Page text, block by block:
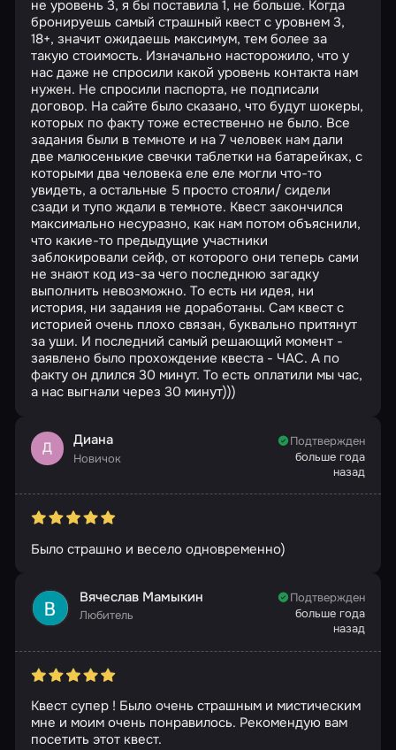
не уровень 3, я бы поставила 1, не больше. Когда
бронируешь самый страшный квест с уровнем 3,
18+, значит ожидаешь максимум, тем более за
такую стоимость. Изначально насторожило, что у
нас даже не спросили какой уровень контакта нам
нужен. Не спросили паспорта, не подписали
договор. На сайте было сказано, что будут шокеры,
которых по факту тоже естественно не было. Все
задания были в темноте и на 7 человек нам дали
две малюсенькие свечки таблетки на батарейках, с
которыми два человека еле еле могли что-то
увидеть, а остальные 5 просто стояли/ сидели
сзади и тупо ждали в темноте. Квест закончился
максимально несуразно, как нам потом объяснили,
что какие-то предыдущие участники
заблокировали сейф, от которого они теперь сами
не знают код из-за чего последнюю загадку
выполнить невозможно. То есть ни идея, ни
история, ни задания не доработаны. Сам квест с
историей очень плохо связан, буквально притянут
за уши. И последний самый решающий момент -
заявлено было прохождение квеста - ЧАС. А по
факту он длился 30 минут. То есть оплатили мы час,
а нас выгнали через 30 минут)))
Д Диана
Новичок
Подтвержден
больше года
назад
Было страшно и весело одновременно)
Вячеслав Мамыкин
Любитель
Подтвержден
больше года
назад
Квест супер ! Было очень страшным и мистическим
мне и моим очень понравилось. Рекомендую вам
посетить этот квест.